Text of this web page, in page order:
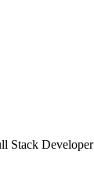
Stack Developer